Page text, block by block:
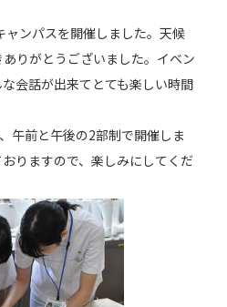
ンパスを開催しました。天候
りがとうございました。イベン
会話が出来てとても楽しい時間
午前と午後の2部制で開催しま
りますので、楽しみにしてくだ